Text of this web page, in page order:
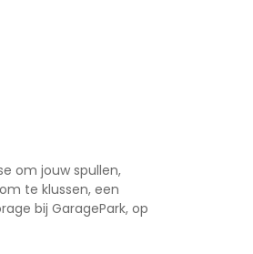
om jouw spullen,
te klussen, een
bij GaragePark, op